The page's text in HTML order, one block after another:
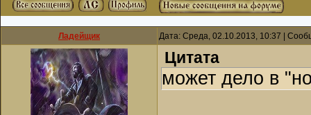
Ладейщик Дата: Среда, 02.10.2013, 10:37 |
Цитата
может дело в